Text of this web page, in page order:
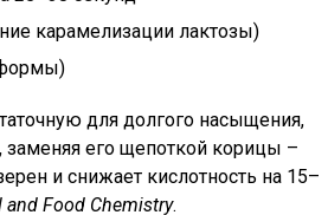
карамелизации лактозы)
для долгого насыщения,
заменяя его щепоткой корицы –
и снижает кислотность на 15–
Food Chemistry.